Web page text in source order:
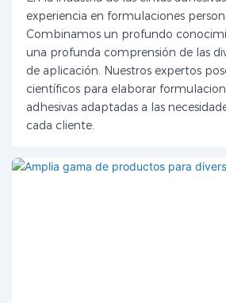
experiencia en formulaciones
Combinamos un profundo
una profunda comprensión de las
de aplicación. Nuestros expertos
científicos para elaborar
adhesivas adaptadas a las
cada cliente.